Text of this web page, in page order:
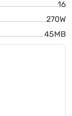
16
270W
45MB